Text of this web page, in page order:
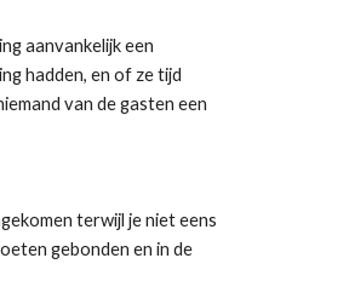
aanvankelijk een
hadden, en of ze tijd
van de gasten een
terwijl je niet eens
gebonden en in de